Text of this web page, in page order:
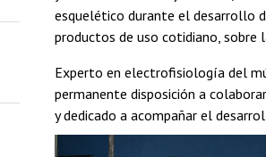
esquelético durante el desarrollo
productos de uso cotidiano,
Experto en electrofisiología del
permanente disposición a
y dedicado a acompañar el